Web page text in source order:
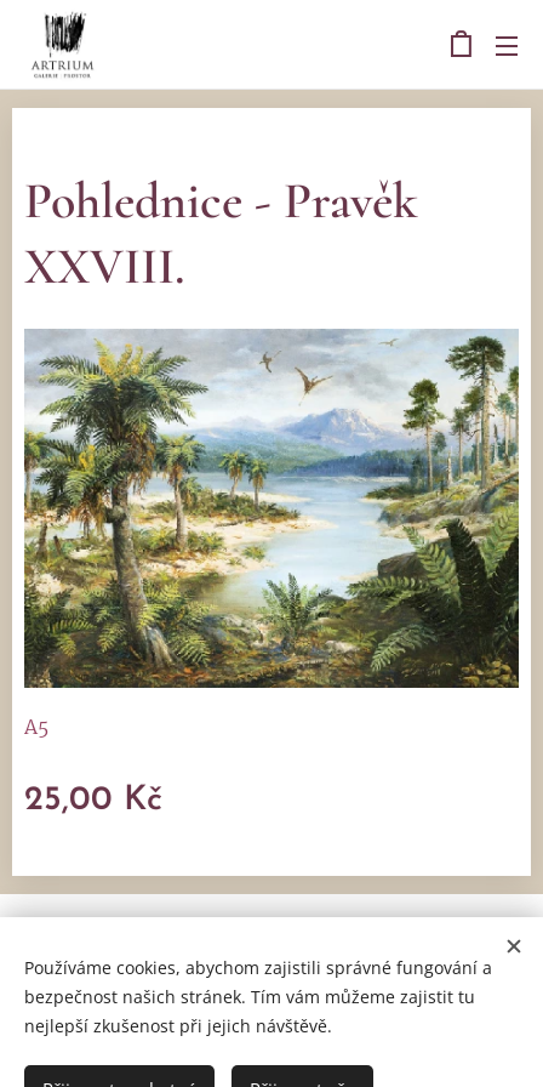
Pohlednice - Pravěk
XXVIII.
A5
25,00 Kč
DIČ: CZ06052673
Obchodní podmínkyaReklamační řád Cookies
Používáme cookies, abychom zajistili správné fungování a
bezpečnost našich stránek. Tím vám můžeme zajistit tu
nejlepší zkušenost při jejich návštěvě.